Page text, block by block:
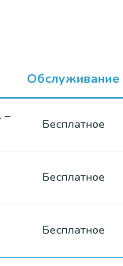
Обслуживание
–
Бесплатное
Бесплатное
Бесплатное